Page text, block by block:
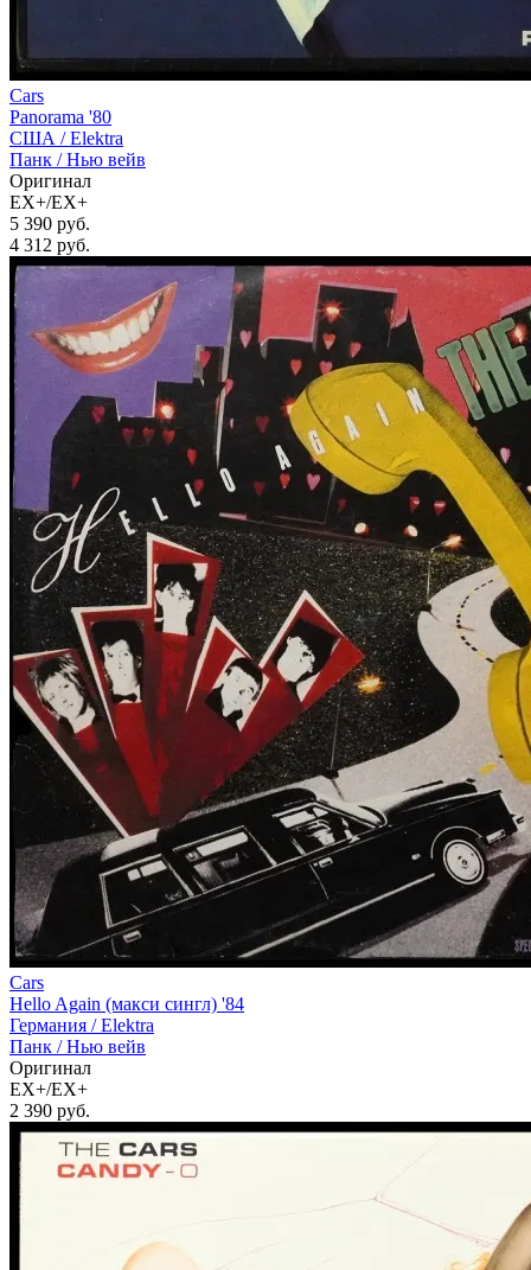
Cars
Panorama '80
США /Elektra
Панк / Нью вейв
Оригинал
EX+/EX+
5 390 руб.
4 312 руб.
Cars
Hello Again (макси сингл) '84
Германия /Elektra
Панк / Нью вейв
Оригинал
EX+/EX+
2 390 руб.